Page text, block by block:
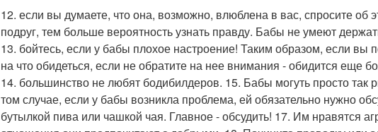
12. если вы думаете, что она, возможно, влюблена в вас, спросите
подруг, тем больше вероятность узнать правду. Бабы не умеют
13. бойтесь, если у бабы плохое настроение! Таким образом, если вы
на что обидеться, если не обратите на нее внимания - обидится еще
14. большинство не любят бодибилдеров. 15. Бабы могуть просто так
том случае, если у бабы возникла проблема, ей обязательно нужно
бутылкой пива или чашкой чая. Главное - обсудить! 17. Им нравятся